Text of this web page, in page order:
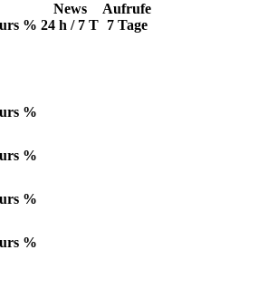
%
News
24 h / 7 T
Aufrufe
7 Tage
%
%
%
%